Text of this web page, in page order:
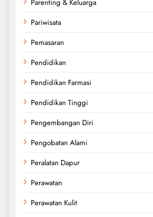
Parenting & Keluarga
Pariwisata
Pemasaran
Pendidikan
Pendidikan Farmasi
Pendidikan Tinggi
Pengembangan Diri
Pengobatan Alami
Peralatan Dapur
Perawatan
Perawatan Kulit